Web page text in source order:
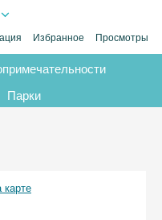
Избранное Просмотры
Парки
карте